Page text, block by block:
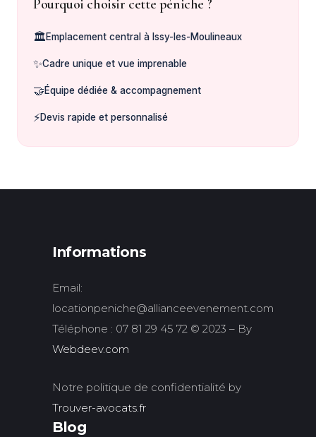
Pourquoi choisir cette péniche ?
🏛️Emplacement central à Issy-les-Moulineaux
✨Cadre unique et vue imprenable
🤝Équipe dédiée & accompagnement
⚡Devis rapide et personnalisé
Informations
Email:
locationpeniche@allianceevenement.com
Téléphone : 07 81 29 45 72 © 2023 – By
Webdeev.com
Notre politique de confidentialité by
Trouver-avocats.fr
Blog